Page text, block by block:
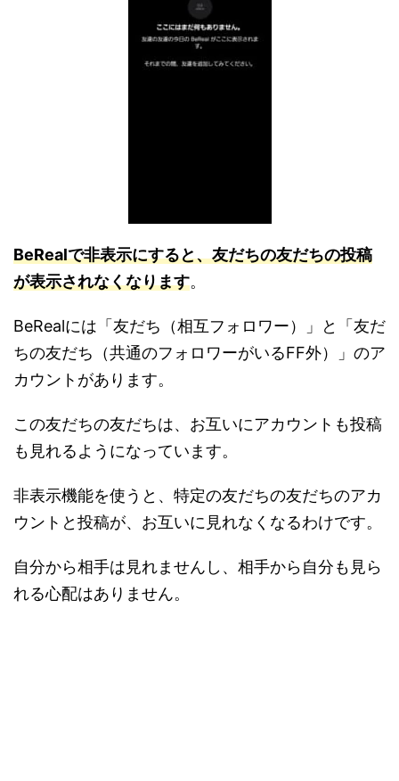
BeRealで非表示にすると、友だちの友だちの投稿
が表示されなくなります。
BeRealには「友だち（相互フォロワー）」と「友だ
ちの友だち（共通のフォロワーがいるFF外）」のア
カウントがあります。
この友だちの友だちは、お互いにアカウントも投稿
も見れるようになっています。
非表示機能を使うと、特定の友だちの友だちのアカ
ウントと投稿が、お互いに見れなくなるわけです。
自分から相手は見れませんし、相手から自分も見ら
れる心配はありません。